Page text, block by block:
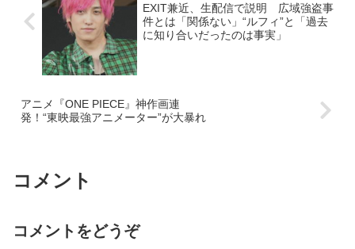
EXIT兼近、生配信で説明 広域強盗事
件とは「関係ない」“ルフィ”と「過去
に知り合いだったのは事実」
アニメ『ONE PIECE』神作画連
発！“東映最強アニメーター”が大暴れ
コメント
コメントをどうぞ